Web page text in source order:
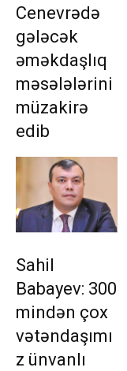
Cenevrədə
gələcək
əməkdaşlıq
məsələlərini
müzakirə
edib
Sahil
Babayev: 300
mindən çox
vətəndaşımı
z ünvanlı